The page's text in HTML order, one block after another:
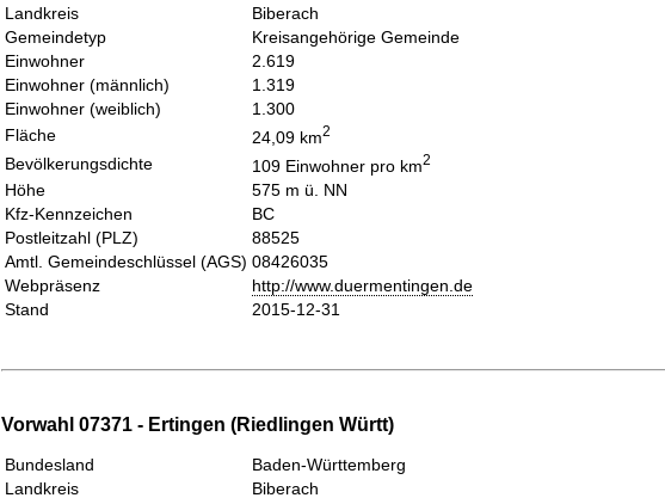
Landkreis
Biberach
Gemeindetyp
Kreisangehörige Gemeinde
Einwohner
2.619
Einwohner (männlich)
1.319
Einwohner (weiblich)
1.300
Fläche
24,09 km2
Bevölkerungsdichte 109 Einwohner pro km2
Höhe
575 m ü. NN
Kfz-Kennzeichen
BC
Postleitzahl (PLZ)
88525
Amtl. Gemeindeschlüssel (AGS) 08426035
Webpräsenz
http://www.duermentingen.de
Stand
2015-12-31
Vorwahl 07371 - Ertingen (Riedlingen Württ)
Bundesland
Baden-Württemberg
Landkreis
Biberach